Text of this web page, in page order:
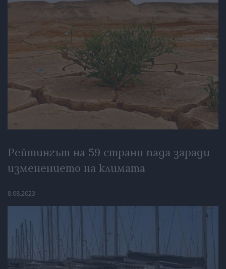
Рейтингът на 59 страни пада заради
изменението на климата
8.08.2023